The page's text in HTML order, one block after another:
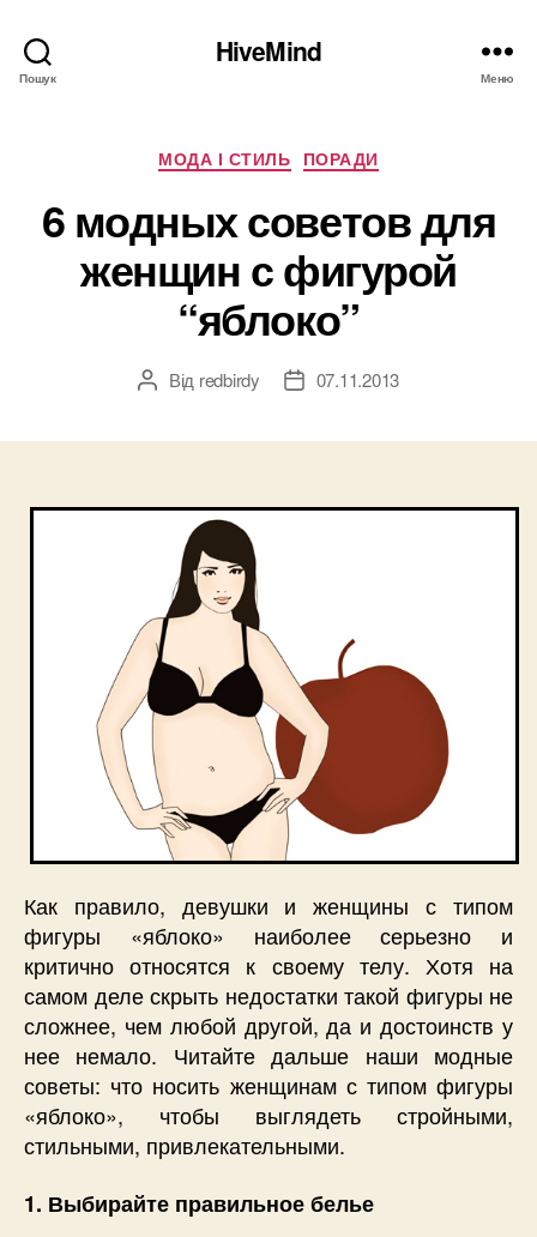
Пошук
HiveMind
Меню
Категорії
МОДА І СТИЛЬ ПОРАДИ
6 модных советов для
женщин с фигурой
“яблоко”
Автор
Від redbirdy
Дата07.11.2013
Как правило, девушки и женщины с типом
фигуры «яблоко» наиболее серьезно и
критично относятся к своему телу. Хотя на
самом деле скрыть недостатки такой фигуры не
сложнее, чем любой другой, да и достоинств у
нее немало. Читайте дальше наши модные
советы: что носить женщинам с типом фигуры
«яблоко», чтобы выглядеть стройными,
стильными, привлекательными.
1. Выбирайте правильное белье